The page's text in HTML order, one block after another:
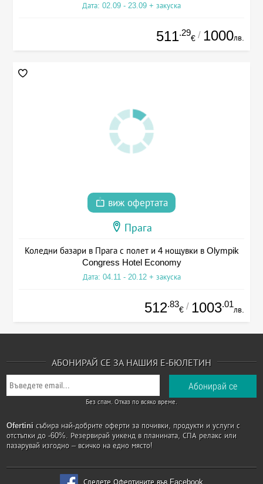
Дата: 02.09 - 23.09 + закуска
511.29
€ / 1000лв.
виж офертата
Прага
Коледни базари в Прага с полет и 4 нощувки в Olympik
Congress Hotel Economy
Дата: 04.11 - 20.12 + закуска
512.83
€ / 1003.01
лв.
АБОНИРАЙ СЕ ЗА НАШИЯ Е-БЮЛЕТИН
Без спам. Отказ по всяко време.
Ofertini събира най-добрите оферти за почивки, продукти и услуги с
отстъпки до -60%. Резервирай уикенд в планината, СПА релакс или
пазарувай изгодно – всичко на едно място!
Следете Офертините във Facebook